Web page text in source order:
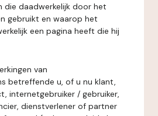
die daadwerkelijk door het
gebruikt en waarop het
een pagina heeft die hij
van
betreffende u, of u nu klant,
internetgebruiker / gebruiker,
dienstverlener of partner